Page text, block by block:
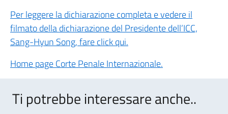
Per leggere la dichiarazione completa e vedere il
filmato della dichiarazione del Presidente dell’ICC,
Sang-Hyun Song, fare click qui.
Home page Corte Penale Internazionale.
Ti potrebbe interessare anche..